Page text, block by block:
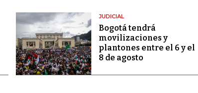
JUDICIAL
Bogotá tendrá
movilizaciones y
plantones entre el 6 y el
8 de agosto